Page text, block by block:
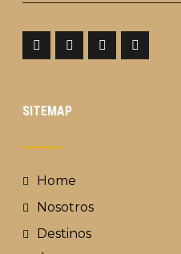
SITEMAP
Home
Nosotros
Destinos